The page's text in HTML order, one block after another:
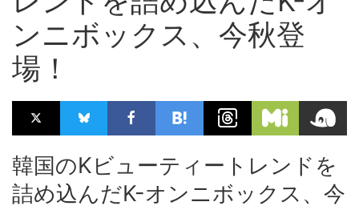
ンニボックス、今秋登
場！
韓国のKビューティートレンドを
詰め込んだK-オンニボックス、今